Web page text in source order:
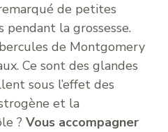
de petites
pendant la grossesse.
de Montgomery
Ce sont des glandes
sous l’effet des
et la
? Vous accompagner